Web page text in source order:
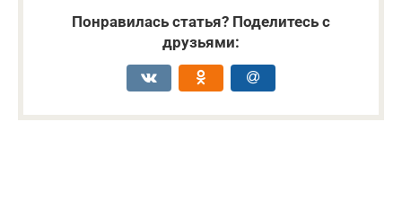
Понравилась статья? Поделитесь с
друзьями: